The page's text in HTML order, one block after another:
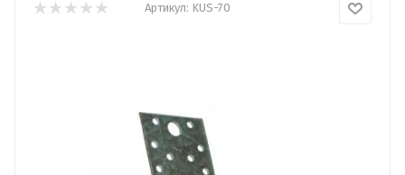
Артикул: KUS-70